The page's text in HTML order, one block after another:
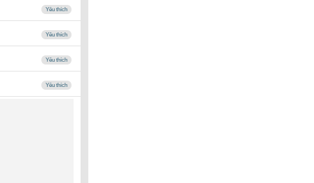
Yêu thích
Yêu thích
Yêu thích
Yêu thích